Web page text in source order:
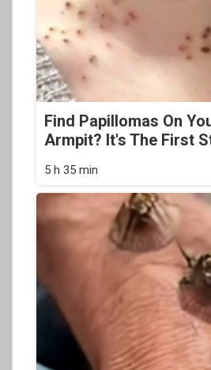
Find Papillomas On
Armpit? It's The First
5 h 35 min